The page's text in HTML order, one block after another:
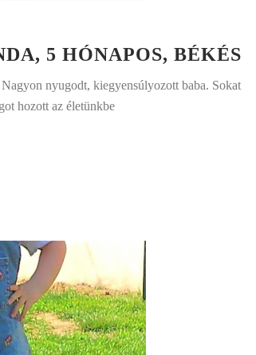
5 HÓNAPOS, BÉKÉS
nyugodt, kiegyensúlyozott baba. Sokat
hozott az életünkbe